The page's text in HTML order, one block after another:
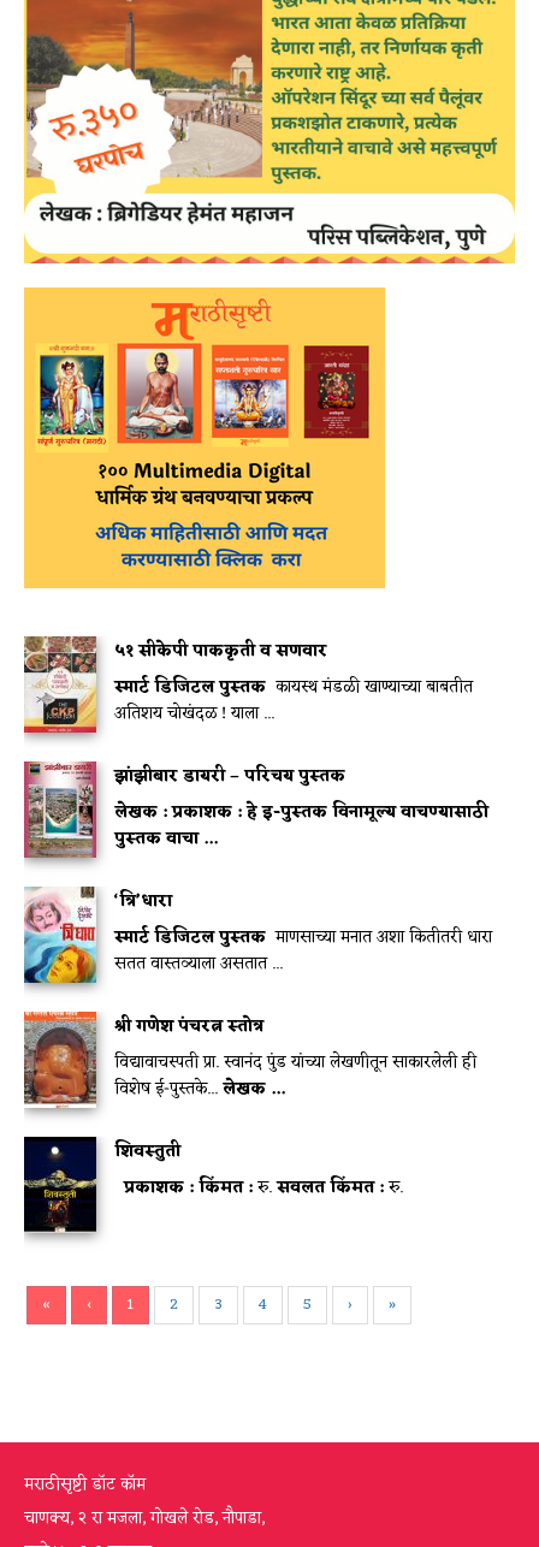
५१ सीकेपी पाककृती व सणवार
स्मार्ट डिजिटल पुस्तक कायस्थ मंडळी खाण्याच्या बाबतीत
अतिशय चोखंदळ ! याला ...
झांझीबार डायरी – परिचय पुस्तक
लेखक :प्रकाशक :हे इ-पुस्तक विनामूल्य वाचण्यासाठी
पुस्तक वाचा ...
‘त्रि’धारा
स्मार्ट डिजिटल पुस्तक माणसाच्या मनात अशा कितीतरी धारा
सतत वास्तव्याला असतात ...
श्री गणेश पंचरत्न स्तोत्र
विद्यावाचस्पती प्रा. स्वानंद पुंड यांच्या लेखणीतून साकारलेली ही
विशेष ई-पुस्तके...लेखक ...
शिवस्तुती
प्रकाशक :किंमत :रु.सवलत किंमत :रु.
« ‹ 1 2 3 4 5 › »
मराठीसृष्टी डॉट कॉम
चाणक्य, २ रा मजला, गोखले रोड, नौपाडा,